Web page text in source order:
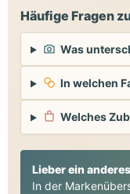
Häufige Fragen
Was
In welchen
Welches
Lieber ein
In der